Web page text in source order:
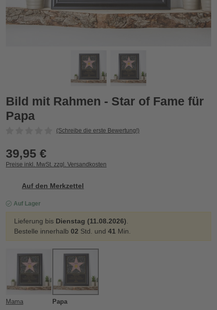
Bild mit Rahmen - Star of Fame für Papa
Bild mit Rahmen - Star of Fame für
Papa
(Schreibe die erste Bewertung!)
39,95 €
Preise inkl. MwSt. zzgl. Versandkosten
Auf den Merkzettel
Auf Lager
Lieferung bis Dienstag (11.08.2026).
Bestelle innerhalb 02 Std. und 41 Min.
Mama Papa